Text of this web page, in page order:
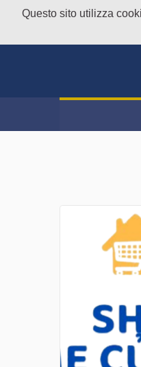
Questo sito utilizza